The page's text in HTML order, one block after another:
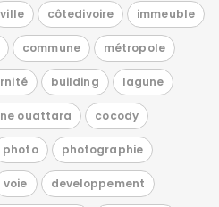
ville côtedivoire immeuble
commune métropole
building lagune
ouattara cocody
photo photographie
voie developpement